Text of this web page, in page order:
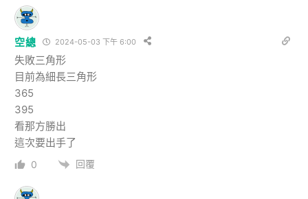
空總 2024-05-03 下午 6:00
失敗三角形
目前為細長三角形
365
395
看那方勝出
這次要出手了
0 回覆